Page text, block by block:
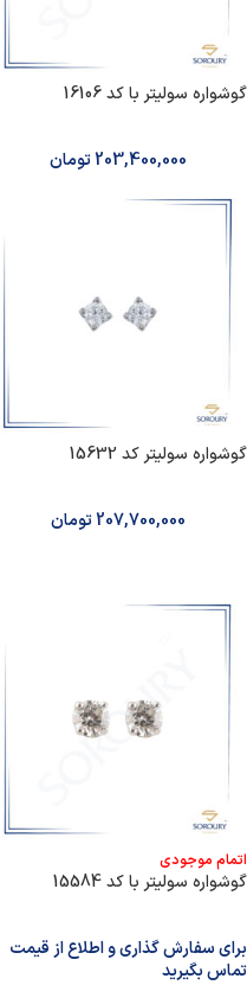
گوشواره سولیتر با کد 16106
203,400,000تومان
گوشواره سولیتر کد 15632
207,700,000تومان
اتمام موجودی
گوشواره سولیتر با کد 15584
برای سفارش گذاری و اطلاع از قیمت
تماس بگیرید